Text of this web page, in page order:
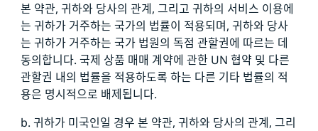
본 약관, 귀하와 당사의 관계, 그리고 귀하의 서비스 이용에
는 귀하가 거주하는 국가의 법률이 적용되며, 귀하와 당사
는 귀하가 거주하는 국가 법원의 독점 관할권에 따르는 데
동의합니다. 국제 상품 매매 계약에 관한 UN 협약 및 다른
관할권 내의 법률을 적용하도록 하는 다른 기타 법률의 적
용은 명시적으로 배제됩니다.
b. 귀하가 미국인일 경우 본 약관, 귀하와 당사의 관계, 그리